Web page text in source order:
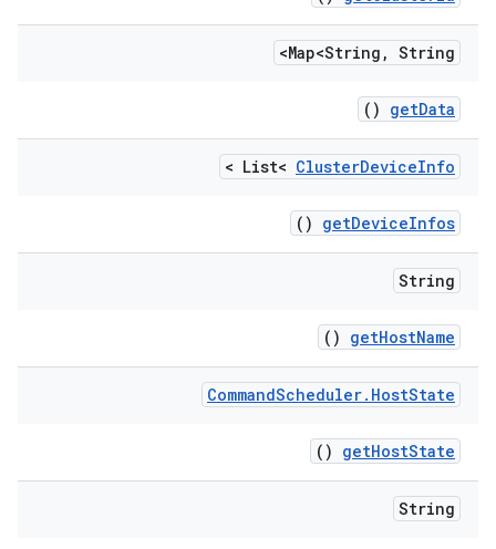
Map<String , String>
getData
()
List< ClusterDeviceInfo
>
getDeviceInfos
()
String
getHostName
()
CommandScheduler. HostState
getHostState
()
String